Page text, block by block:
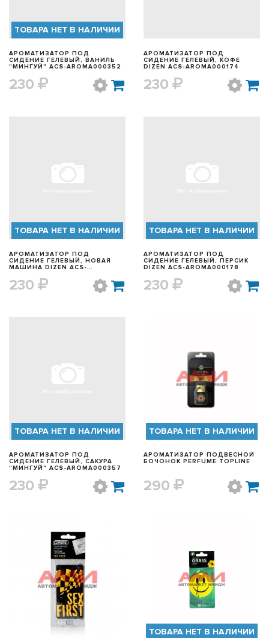
ТОВАРА НЕТ В НАЛИЧИИ
АРОМАТИЗАТОР ПОД
СИДЕНИЕ ГЕЛЕВЫЙ, ВАНИЛЬ
"МИНГУЙ" ACS-AROMA000352
230
АРОМАТИЗАТОР ПОД
СИДЕНИЕ ГЕЛЕВЫЙ, КОФЕ
DIZEN ACS-AROMA000174
230
ТОВАРА НЕТ В НАЛИЧИИ
АРОМАТИЗАТОР ПОД
СИДЕНИЕ ГЕЛЕВЫЙ, НОВАЯ
МАШИНА DIZEN ACS-
230
ТОВАРА НЕТ В НАЛИЧИИ
АРОМАТИЗАТОР ПОД
СИДЕНИЕ ГЕЛЕВЫЙ, ПЕРСИК
DIZEN ACS-AROMA000178
230
ТОВАРА НЕТ В НАЛИЧИИ
АРОМАТИЗАТОР ПОД
СИДЕНИЕ ГЕЛЕВЫЙ, САКУРА
"МИНГУЙ" ACS-AROMA000357
230
БЫСТРЫЙ ПРОСМОТР
ТОВАРА НЕТ В НАЛИЧИИ
АРОМАТИЗАТОР ПОДВЕСНОЙ
БОЧОНОК PERFUME TOPLINE
290
БЫСТРЫЙ ПРОСМОТР БЫСТРЫЙ ПРОСМОТР
ТОВАРА НЕТ В НАЛИЧИИ